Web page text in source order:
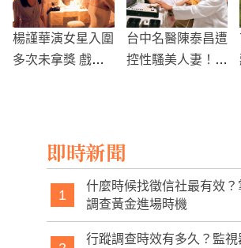
楊謹華演女星入圍
多次未拿獎 戲裡
台中名醫陳泰昌遭
控性騷美人妻！官
即時新聞
1
什麼時候找徵信社最有效？
調查黃金進場時機
行蹤調查時效有多久？監視